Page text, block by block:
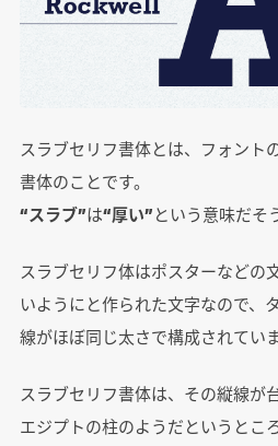
スラブセリフ書体とは、フォント
書体のことです。
“スラブ”は“厚い”という意味だそ
スラブセリフ体はポスターなどの
いようにと作られた文字なので、
線がほぼ同じ太さで構成されていま
スラブセリフ書体は、その縦線が
エジプトの柱のようだというとこ